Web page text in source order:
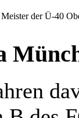
der Ü-40